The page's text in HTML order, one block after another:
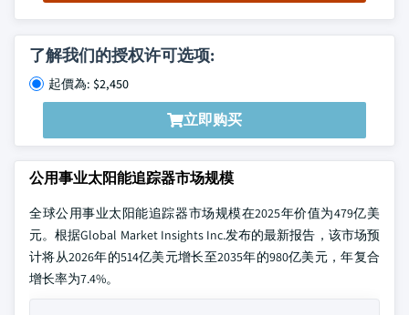
了解我们的授权许可选项:
起價為: $2,450
立即购买
公用事业太阳能追踪器市场规模
全球公用事业太阳能追踪器市场规模在2025年价值为479亿美
元。根据Global Market Insights Inc.发布的最新报告，该市场预
计将从2026年的514亿美元增长至2035年的980亿美元，年复合
增长率为7.4%。